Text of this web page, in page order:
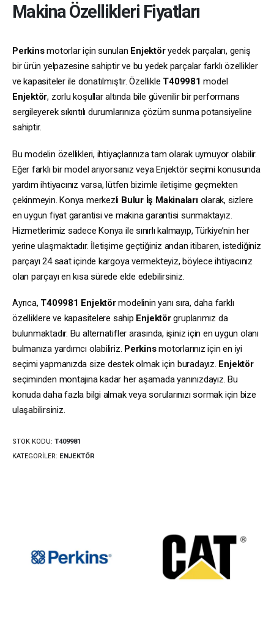
Makina Özellikleri Fiyatları
Perkinsmotorlar için sunulan Enjektöryedek parçaları, geniş
bir ürün yelpazesine sahiptir ve bu yedek parçalar farklı özellikler
ve kapasiteler ile donatılmıştır. Özellikle T409981 model
Enjektör, zorlu koşullar altında bile güvenilir bir performans
sergileyerek sıkıntılı durumlarınıza çözüm sunma potansiyeline
sahiptir.
Bu modelin özellikleri, ihtiyaçlarınıza tam olarak uymuyor olabilir.
Eğer farklı bir model arıyorsanız veya Enjektör seçimi konusunda
yardım ihtiyacınız varsa, lütfen bizimle iletişime geçmekten
çekinmeyin. Konya merkezli Bulur İş Makinalarıolarak, sizlere
en uygun fiyat garantisi ve makina garantisi sunmaktayız.
Hizmetlerimiz sadece Konya ile sınırlı kalmayıp, Türkiye’nin her
yerine ulaşmaktadır. İletişime geçtiğiniz andan itibaren, istediğiniz
parçayı 24 saat içinde kargoya vermekteyiz, böylece ihtiyacınız
olan parçayı en kısa sürede elde edebilirsiniz.
Ayrıca, T409981 Enjektörmodelinin yanı sıra, daha farklı
özelliklere ve kapasitelere sahip Enjektörgruplarımız da
bulunmaktadır. Bu alternatifler arasında, işiniz için en uygun olanı
bulmanıza yardımcı olabiliriz. Perkinsmotorlarınız için en iyi
seçimi yapmanızda size destek olmak için buradayız. Enjektör
seçiminden montajına kadar her aşamada yanınızdayız. Bu
konuda daha fazla bilgi almak veya sorularınızı sormak için bize
ulaşabilirsiniz.
STOK KODU: T409981
KATEGORILER: ENJEKTÖR